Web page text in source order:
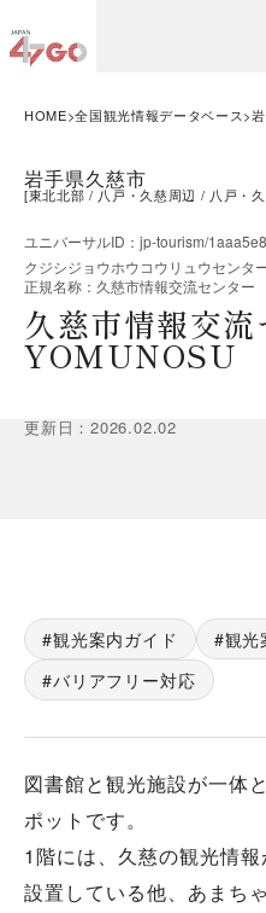
HOME 全国観光情報データベース
岩手県久慈市
[東北北部 八戸・久慈周辺 八戸・
ユニバーサルID ： jp-tourism/
クジシジョウホウコウリュウセン
正規名称 ： 久慈市情報交流センタ
久慈市情報交
YOMUNOSU
更新日 ：2026.02.02
観光案内ガイド 観光
バリアフリー対応
図書館と観光施設が一体
ポットです。
1階には、久慈の観光情
設置している他、あまち